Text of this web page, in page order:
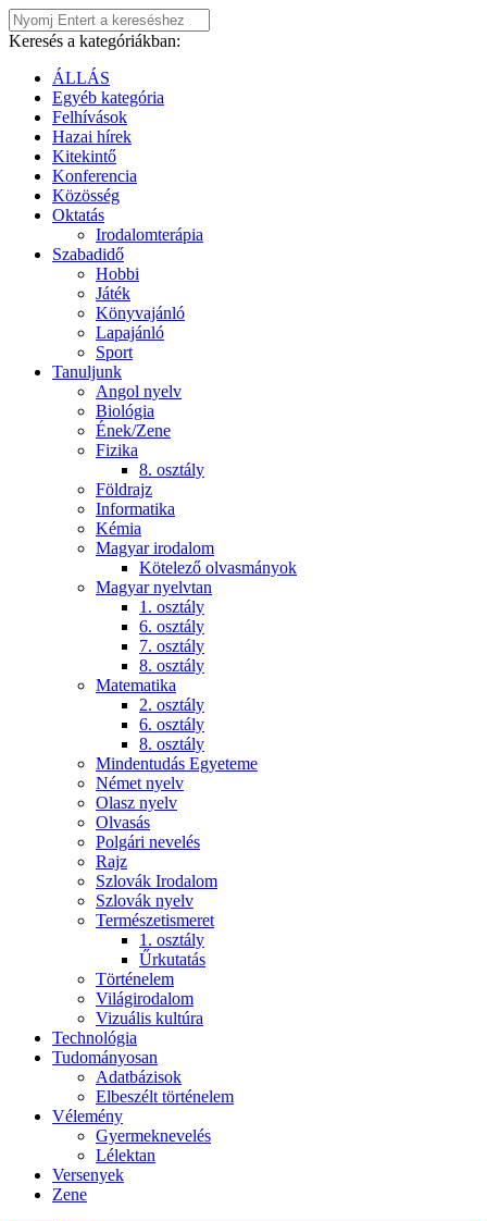
Keresés a kategóriákban:
ÁLLÁS
Egyéb kategória
Felhívások
Hazai hírek
Kitekintő
Konferencia
Közösség
Oktatás
Irodalomterápia
Szabadidő
Hobbi
Játék
Könyvajánló
Lapajánló
Sport
Tanuljunk
Angol nyelv
Biológia
Ének/Zene
Fizika
8. osztály
Földrajz
Informatika
Kémia
Magyar irodalom
Kötelező olvasmányok
Magyar nyelvtan
1. osztály
6. osztály
7. osztály
8. osztály
Matematika
2. osztály
6. osztály
8. osztály
Mindentudás Egyeteme
Német nyelv
Olasz nyelv
Olvasás
Polgári nevelés
Rajz
Szlovák Irodalom
Szlovák nyelv
Természetismeret
1. osztály
Űrkutatás
Történelem
Világirodalom
Vizuális kultúra
Technológia
Tudományosan
Adatbázisok
Elbeszélt történelem
Vélemény
Gyermeknevelés
Lélektan
Versenyek
Zene